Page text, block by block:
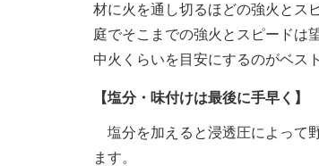
材に火を通し切るほどの強火とス
庭でそこまでの強火とスピードは
中火くらいを目安にするのがベス
【塩分・味付けは最後に手早く】
塩分を加えると浸透圧によって
ます。